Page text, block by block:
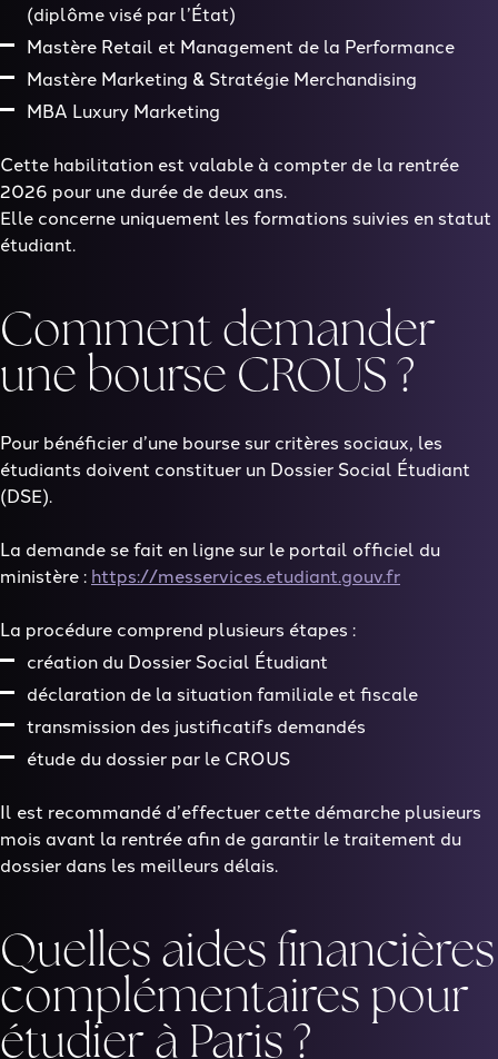
(diplôme visé par l’État)
Mastère Retail et Management de la Performance
Mastère Marketing & Stratégie Merchandising
MBA Luxury Marketing
Cette habilitation est valable à compter de la rentrée
2026 pour une durée de deux ans.
Elle concerne uniquement les formations suivies en statut
étudiant.
Comment demander
une bourse CROUS ?
Pour bénéficier d’une bourse sur critères sociaux, les
étudiants doivent constituer un Dossier Social Étudiant
(DSE).
La demande se fait en ligne sur le portail officiel du
ministère : https://messervices.etudiant.gouv.fr
La procédure comprend plusieurs étapes :
création du Dossier Social Étudiant
déclaration de la situation familiale et fiscale
transmission des justificatifs demandés
étude du dossier par le CROUS
Il est recommandé d’effectuer cette démarche plusieurs
mois avant la rentrée afin de garantir le traitement du
dossier dans les meilleurs délais.
Quelles aides financières
complémentaires pour
étudier à Paris ?